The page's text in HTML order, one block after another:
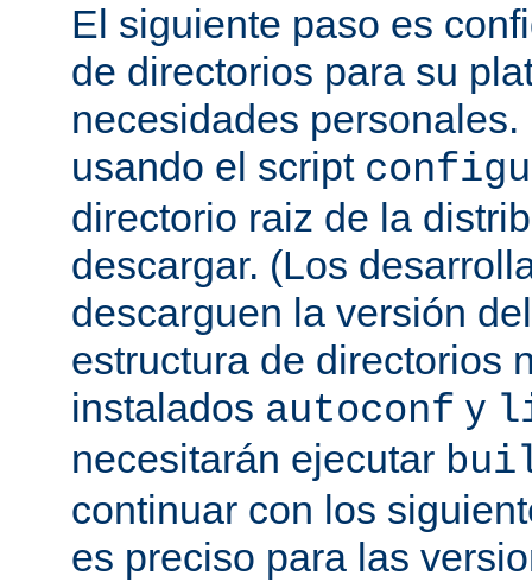
El siguiente paso es
de directorios para su
necesidades
usando el script
directorio raiz de la
descargar. (Los
descarguen la versión
estructura de directorios
instalados autoconf y
necesitarán ejecutar
continuar con los
es preciso para las